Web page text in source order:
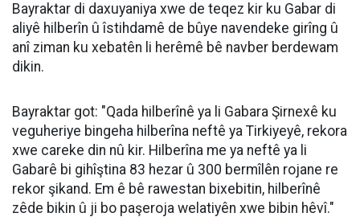
Bayraktar di daxuyaniya xwe de teqez kir ku Gabar di
aliyê hilberîn û îstihdamê de bûye navendeke girîng û
anî ziman ku xebatên li herêmê bê navber berdewam
dikin.
Bayraktar got: "Qada hilberînê ya li Gabara Şirnexê ku
veguheriye bingeha hilberîna neftê ya Tirkiyeyê, rekora
xwe careke din nû kir. Hilberîna me ya neftê ya li
Gabarê bi gihîştina 83 hezar û 300 bermîlên rojane re
rekor şikand. Em ê bê rawestan bixebitin, hilberînê
zêde bikin û ji bo paşeroja welatiyên xwe bibin hêvî."